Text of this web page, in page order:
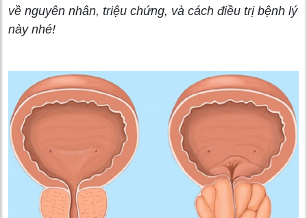
về nguyên nhân, triệu chứng, và cách điều trị bệnh lý
này nhé!